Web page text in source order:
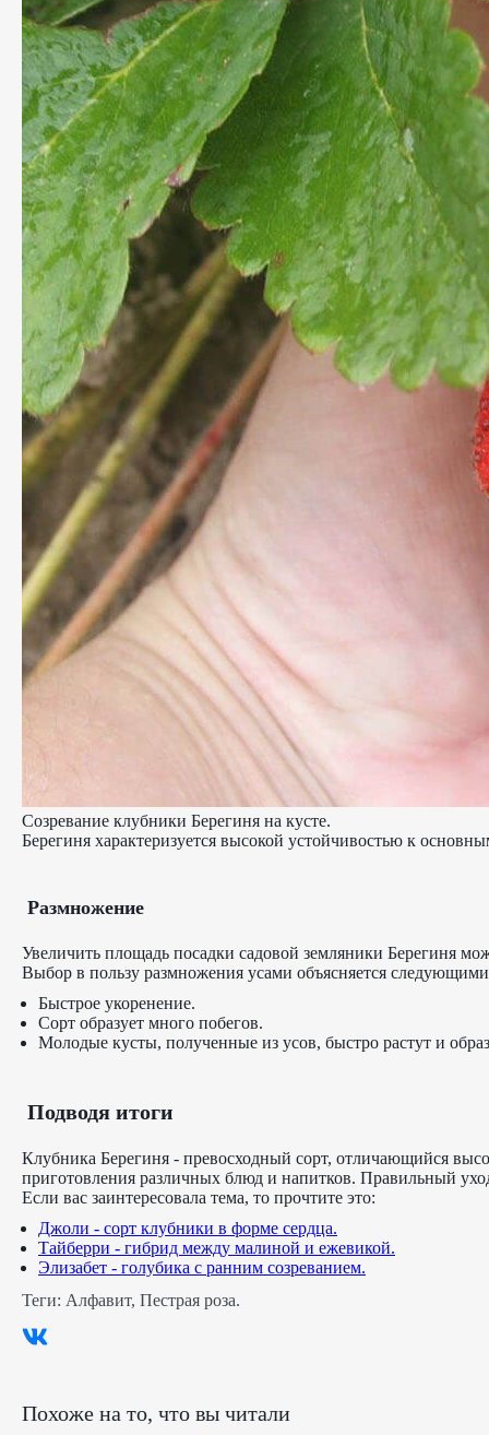
Созревание клубники Берегиня на кусте.
Берегиня характеризуется высокой устойчивостью к
Размножение
Увеличить площадь посадки садовой земляники Берегиня
Выбор в пользу размножения усами объясняется
Быстрое укоренение.
Сорт образует много побегов.
Молодые кусты, полученные из усов, быстро растут и
Подводя итоги
Клубника Берегиня - превосходный сорт, отличающийся
приготовления различных блюд и напитков. Правильный
Если вас заинтересовала тема, то прочтите это:
Джоли - сорт клубники в форме сердца.
Тайберри - гибрид между малиной и ежевикой.
Элизабет - голубика с ранним созреванием.
Теги: Алфавит, Пестрая роза.
Похоже на то, что вы читали